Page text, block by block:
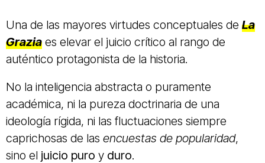
Una de las mayores virtudes conceptuales de La
Grazia es elevar el juicio crítico al rango de
auténtico protagonista de la historia.
No la inteligencia abstracta o puramente
académica, ni la pureza doctrinaria de una
ideología rígida, ni las fluctuaciones siempre
caprichosas de las encuestas de popularidad,
sino el juicio puro y duro.